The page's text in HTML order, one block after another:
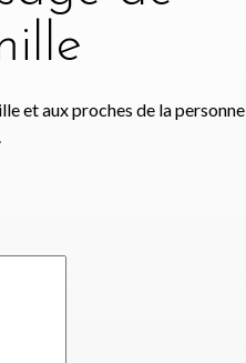
et aux proches de la personne